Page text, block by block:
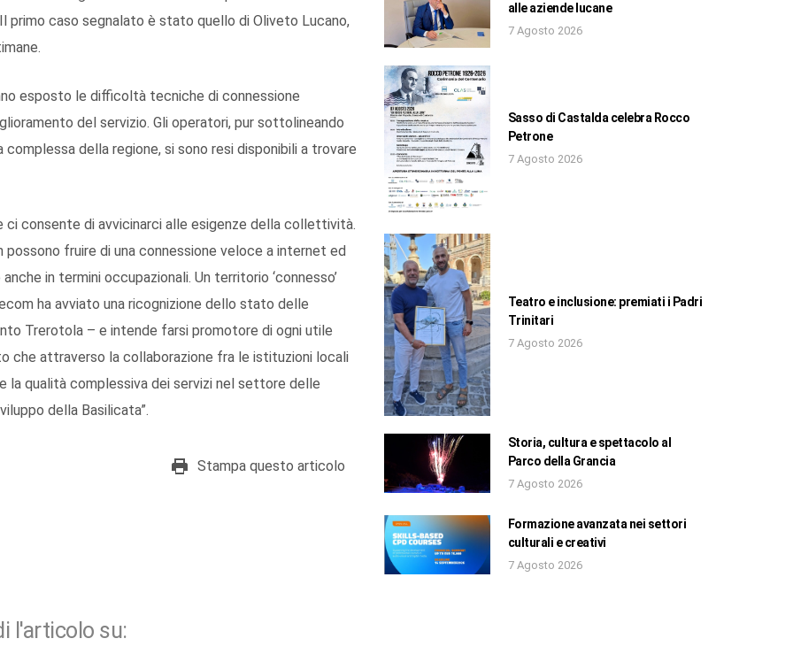
primo caso segnalato è stato quello di Oliveto Lucano,
esposto le difficoltà tecniche di connessione
del servizio. Gli operatori, pur sottolineando
della regione, si sono resi disponibili a trovare
consente di avvicinarci alle esigenze della collettività.
fruire di una connessione veloce a internet ed
in termini occupazionali. Un territorio ‘connesso’
ha avviato una ricognizione dello stato delle
Trerotola – e intende farsi promotore di ogni utile
che attraverso la collaborazione fra le istituzioni locali
la qualità complessiva dei servizi nel settore delle
della Basilicata”.
Stampa questo articolo
l'articolo su:
alle aziende lucane
7 Agosto 2026
Sasso di Castalda celebra Rocco
Petrone
7 Agosto 2026
Teatro e inclusione: premiati i Padri
Trinitari
7 Agosto 2026
Storia, cultura e spettacolo al
Parco della Grancia
7 Agosto 2026
Formazione avanzata nei settori
culturali e creativi
7 Agosto 2026